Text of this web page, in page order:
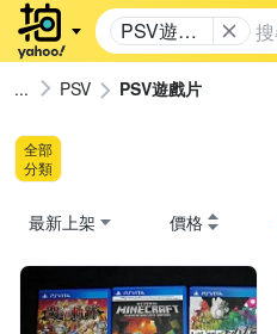
PSV遊戲
片
PSV PSV遊戲片
全部
分類
最新上架 價格